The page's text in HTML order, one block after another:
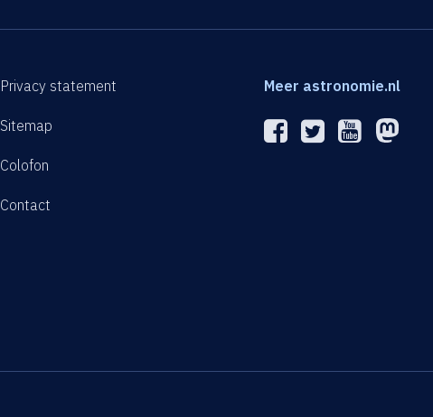
Privacy statement
Sitemap
Colofon
Contact
Meer astronomie.nl